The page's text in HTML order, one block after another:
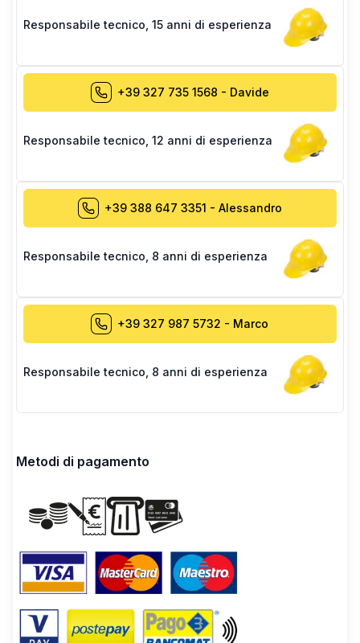
Responsabile tecnico 15 anni di esperienza
+39 327 735 1568 - Davide
Responsabile tecnico 12 anni di esperienza
+39 388 647 3351 - Alessandro
Responsabile tecnico 8 anni di esperienza
+39 327 987 5732 - Marco
Responsabile tecnico 8 anni di esperienza
Metodi di pagamento